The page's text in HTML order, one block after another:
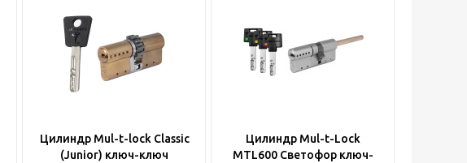
Цилиндр Mul-t-lock Classic
(Junior) ключ-ключ
Цилиндр Mul-t-Lock
MTL600 Светофор ключ-